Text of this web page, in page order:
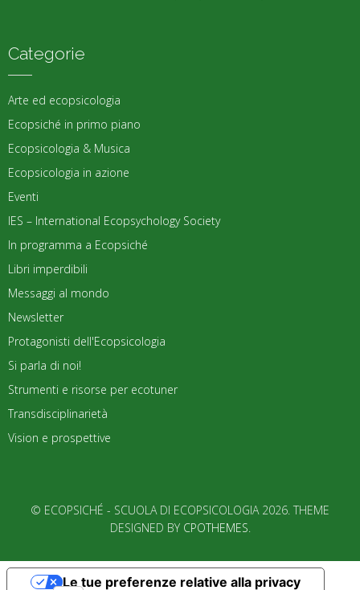
Categorie
Arte ed ecopsicologia
Ecopsiché in primo piano
Ecopsicologia & Musica
Ecopsicologia in azione
Eventi
IES – International Ecopsychology Society
In programma a Ecopsiché
Libri imperdibili
Messaggi al mondo
Newsletter
Protagonisti dell'Ecopsicologia
Si parla di noi!
Strumenti e risorse per ecotuner
Transdisciplinarietà
Vision e prospettive
© ECOPSICHÉ - SCUOLA DI ECOPSICOLOGIA 2026. THEME
DESIGNED BY CPOTHEMES.
Le tue preferenze relative alla privacy